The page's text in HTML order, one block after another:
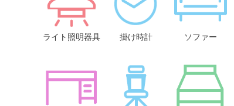
ライト照明器具 掛け時計 ソファー